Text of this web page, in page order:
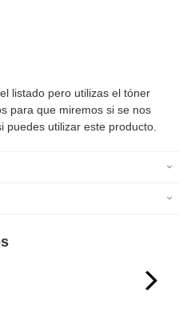
listado pero utilizas el tóner
para que miremos si se nos
puedes utilizar este producto.